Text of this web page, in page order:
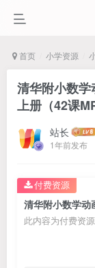
首页 小学资源
清华附小数
上册（42课
站长
1年前发布
此内容为付费资
付费资源